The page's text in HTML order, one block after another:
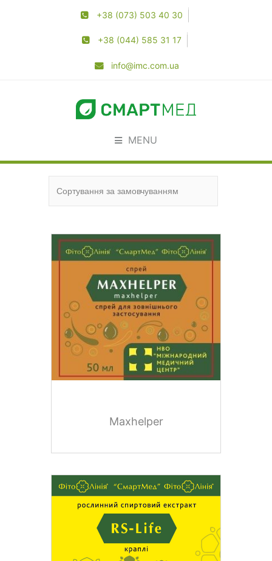
+38 (073) 503 40 30
+38 (044) 585 31 17
info@imc.com.ua
MENU
Maxhelper